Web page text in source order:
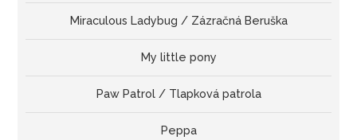
Miraculous Ladybug / Zázračná Beruška
My little pony
Paw Patrol / Tlapková patrola
Peppa